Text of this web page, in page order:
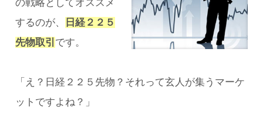
の戦略としてオススメ
するのが、
日経２２５
先物取引 です。
「え？日経２２５先物？それって玄人が集うマーケ
ットですよね？」